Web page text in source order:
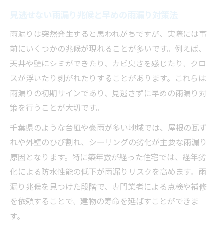
雨漏りは突然発生すると思われがちですが、実際には事
前にいくつかの兆候が現れることが多いです。例えば、
天井や壁にシミができたり、カビ臭さを感じたり、クロ
スが浮いたり剥がれたりすることがあります。これらは
雨漏りの初期サインであり、見逃さずに早めの雨漏り対
策を行うことが大切です。
千葉県のような台風や豪雨が多い地域では、屋根の瓦ず
れや外壁のひび割れ、シーリングの劣化が主要な雨漏り
原因となります。特に築年数が経った住宅では、経年劣
化による防水性能の低下が雨漏りリスクを高めます。雨
漏り兆候を見つけた段階で、専門業者による点検や補修
を依頼することで、建物の寿命を延ばすことができま
す。